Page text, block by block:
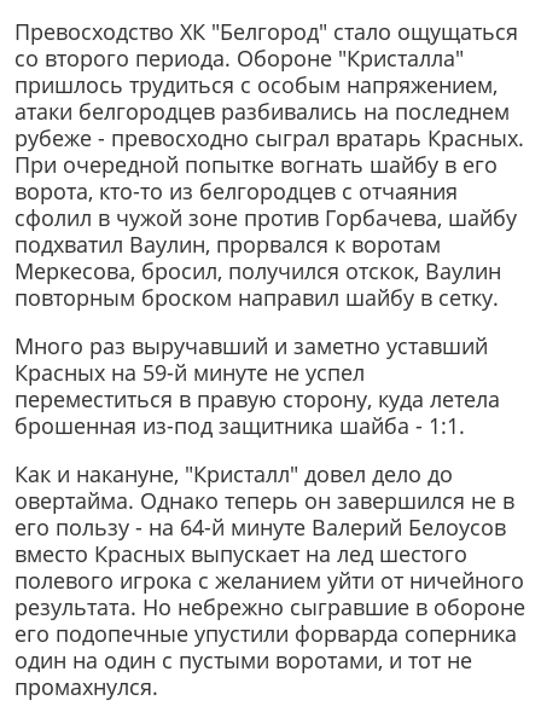
Превосходство ХК "Белгород" стало ощущаться
со второго периода. Обороне "Кристалла"
пришлось трудиться с особым напряжением,
атаки белгородцев разбивались на последнем
рубеже - превосходно сыграл вратарь Красных.
При очередной попытке вогнать шайбу в его
ворота, кто-то из белгородцев с отчаяния
сфолил в чужой зоне против Горбачева, шайбу
подхватил Ваулин, прорвался к воротам
Меркесова, бросил, получился отскок, Ваулин
повторным броском направил шайбу в сетку.
Много раз выручавший и заметно уставший
Красных на 59-й минуте не успел
переместиться в правую сторону, куда летела
брошенная из-под защитника шайба - 1:1.
Как и накануне, "Кристалл" довел дело до
овертайма. Однако теперь он завершился не в
его пользу - на 64-й минуте Валерий Белоусов
вместо Красных выпускает на лед шестого
полевого игрока с желанием уйти от ничейного
результата. Но небрежно сыгравшие в обороне
его подопечные упустили форварда соперника
один на один с пустыми воротами, и тот не
промахнулся.